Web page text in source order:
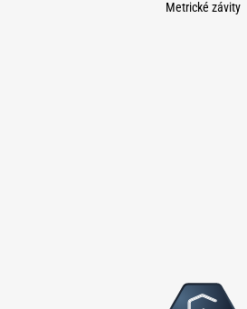
Metrické závity